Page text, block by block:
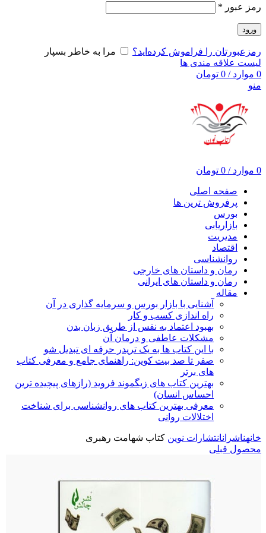
رمز عبور *
ورود
رمزعبورتان را فراموش کرده‌اید؟
مرا به خاطر بسپار
لیست علاقه مندی ها
0 موارد /
0 تومان
منو
0 موارد /
0 تومان
صفحه اصلی
پرفروش ترین ها
بورس
بازاریابی
مدیریت
اقتصاد
روانشناسی
رمان و داستان های خارجی
رمان و داستان های ایرانی
مقاله
آشنایی با بازار بورس و سرمایه گذاری در آن
راه اندازی کسب و کار
بهبود اعتماد به نفس از طریق زبان بدن
مشکلات عاطفی و درمان آن
با این کتاب ها به یک تریدر حرفه ای تبدیل شو
صفر تا صد بیت کوین: راهنمای جامع و معرفی کتاب
های برتر
بهترین کتاب های زیگموند فروید (رازهای پیچیده ترین
احساس انسان)
معرفی بهترین کتاب های روانشناسی برای شناخت
اختلالات روانی
خانهناشرانانتشارات نوین کتاب شهامت رهبری
محصول قبلی